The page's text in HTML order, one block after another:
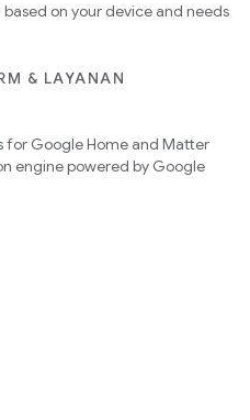
on your device and needs
& LAYANAN
for Google Home and Matter
engine powered by Google